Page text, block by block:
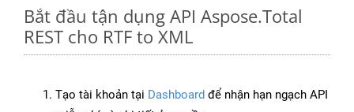
Bắt đầu tận dụng API Aspose.Total
REST cho RTF to XML
Tạo tài khoản tại Dashboard để nhận hạn ngạch API